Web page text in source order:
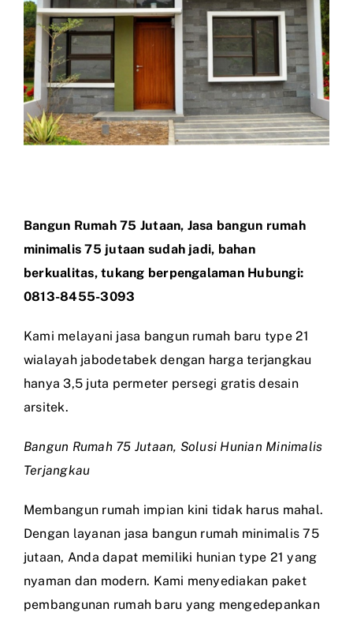
Bangun Rumah 75 Jutaan, Jasa bangun rumah
minimalis 75 jutaan sudah jadi, bahan
berkualitas, tukang berpengalaman Hubungi:
0813-8455-3093
Kami melayani jasa bangun rumah baru type 21
wialayah jabodetabek dengan harga terjangkau
hanya 3,5 juta permeter persegi gratis desain
arsitek.
Bangun Rumah 75 Jutaan, Solusi Hunian Minimalis
Terjangkau
Membangun rumah impian kini tidak harus mahal.
Dengan layanan jasa bangun rumah minimalis 75
jutaan, Anda dapat memiliki hunian type 21 yang
nyaman dan modern. Kami menyediakan paket
pembangunan rumah baru yang mengedepankan